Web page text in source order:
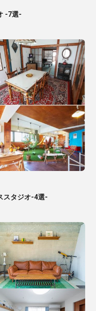
-7選-
スタジオ-4選-